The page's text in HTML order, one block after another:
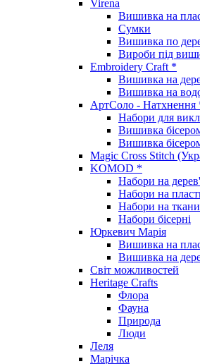
Virena
Вишивка на
Сумки
Вишивка по
Вироби під
Embroidery Craft *
Вишивка на
Вишивка на
АртСоло - Натхнення
Набори для
Вишивка
Вишивка
Magic Cross Stitch
KOMOD *
Набори на
Набори на
Набори на
Набори бісерні
Юркевич Марія
Вишивка на
Вишивка на
Світ можливостей
Heritage Crafts
Флора
Фауна
Природа
Люди
Леля
Марічка